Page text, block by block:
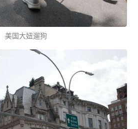
美国大妞遛狗